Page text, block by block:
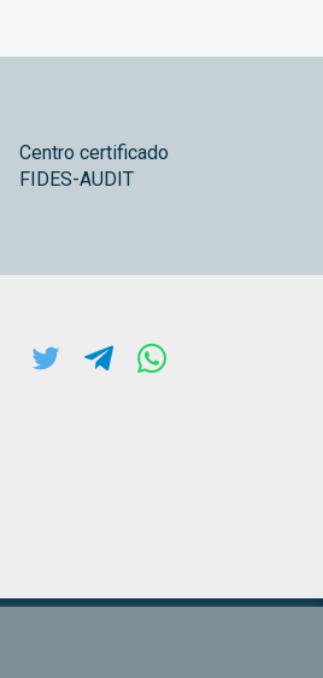
Centro certificado
FIDES-AUDIT
Facebook
Twitter Telegram